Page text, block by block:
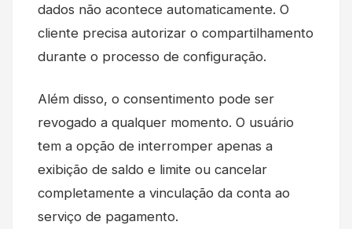
dados não acontece automaticamente. O
cliente precisa autorizar o compartilhamento
durante o processo de configuração.
Além disso, o consentimento pode ser
revogado a qualquer momento. O usuário
tem a opção de interromper apenas a
exibição de saldo e limite ou cancelar
completamente a vinculação da conta ao
serviço de pagamento.